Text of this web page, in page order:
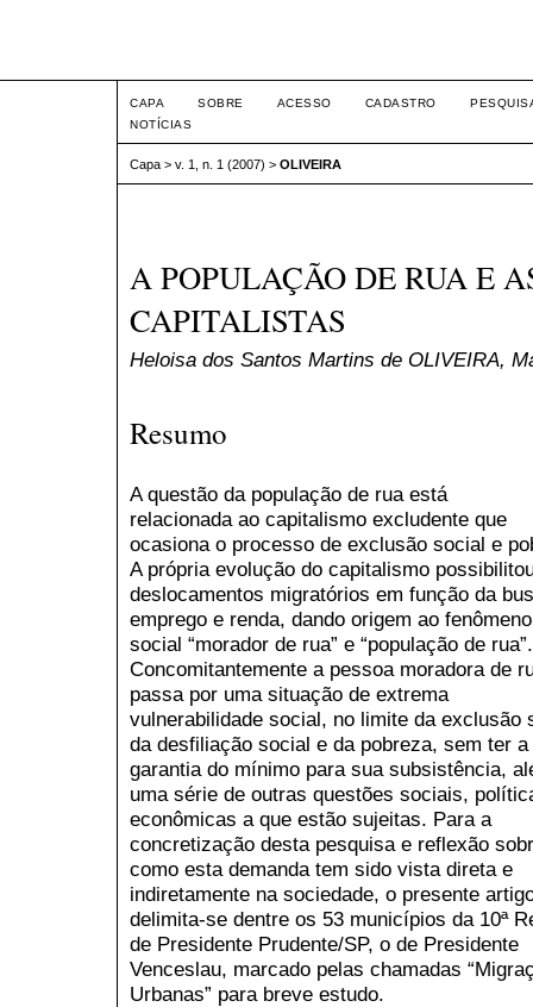
CAPA SOBRE ACESSO CADASTRO
NOTÍCIAS
Capa > v. 1, n. 1 (2007) > OLIVEIRA
A POPULAÇÃO DE RUA E
CAPITALISTAS
Heloisa dos Santos Martins de OLIVEIRA,
Resumo
A questão da população de rua está
relacionada ao capitalismo excludente que
ocasiona o processo de exclusão social e
A própria evolução do capitalismo
deslocamentos migratórios em função da
emprego e renda, dando origem ao fenômeno
social “morador de rua” e “população de rua”.
Concomitantemente a pessoa moradora de
passa por uma situação de extrema
vulnerabilidade social, no limite da exclusão
da desfiliação social e da pobreza, sem ter a
garantia do mínimo para sua subsistência,
uma série de outras questões sociais,
econômicas a que estão sujeitas. Para a
concretização desta pesquisa e reflexão
como esta demanda tem sido vista direta e
indiretamente na sociedade, o presente
delimita-se dentre os 53 municípios da 10ª
de Presidente Prudente/SP, o de Presidente
Venceslau, marcado pelas chamadas
Urbanas” para breve estudo.